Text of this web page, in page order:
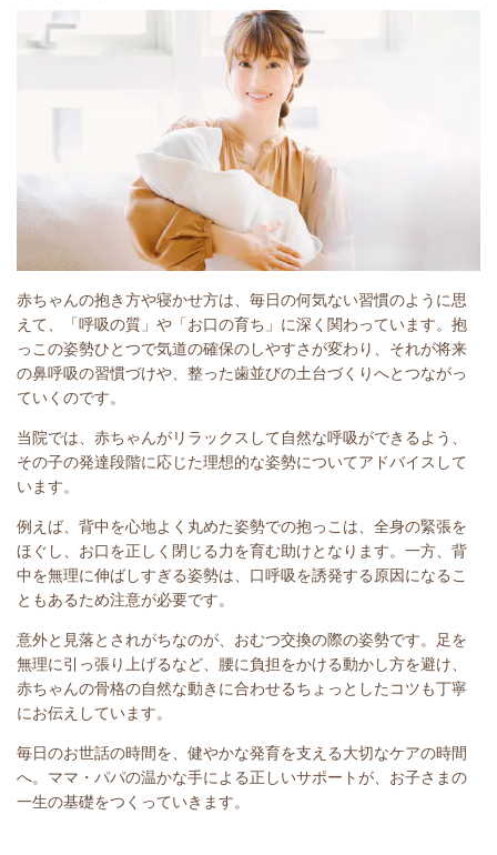
赤ちゃんの抱き方や寝かせ方は、毎日の何気ない習慣のように思
えて、「呼吸の質」や「お口の育ち」に深く関わっています。抱
っこの姿勢ひとつで気道の確保のしやすさが変わり、それが将来
の鼻呼吸の習慣づけや、整った歯並びの土台づくりへとつながっ
ていくのです。
当院では、赤ちゃんがリラックスして自然な呼吸ができるよう、
その子の発達段階に応じた理想的な姿勢についてアドバイスして
います。
例えば、背中を心地よく丸めた姿勢での抱っこは、全身の緊張を
ほぐし、お口を正しく閉じる力を育む助けとなります。一方、背
中を無理に伸ばしすぎる姿勢は、口呼吸を誘発する原因になるこ
ともあるため注意が必要です。
意外と見落とされがちなのが、おむつ交換の際の姿勢です。足を
無理に引っ張り上げるなど、腰に負担をかける動かし方を避け、
赤ちゃんの骨格の自然な動きに合わせるちょっとしたコツも丁寧
にお伝えしています。
毎日のお世話の時間を、健やかな発育を支える大切なケアの時間
へ。ママ・パパの温かな手による正しいサポートが、お子さまの
一生の基礎をつくっていきます。